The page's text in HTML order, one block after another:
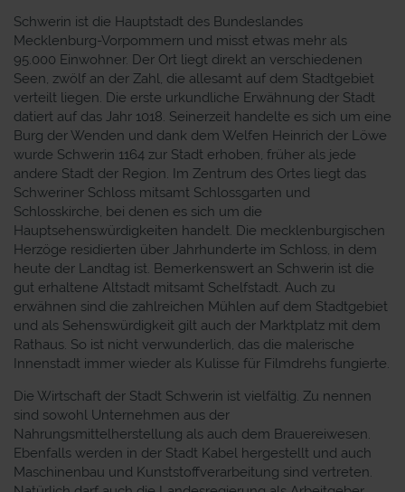
Schwerin ist die Hauptstadt des Bundeslandes
Mecklenburg-Vorpommern und misst etwas mehr als
95.000 Einwohner. Der Ort liegt direkt an verschiedenen
Seen, zwölf an der Zahl, die allesamt auf dem Stadtgebiet
verteilt liegen. Die erste urkundliche Erwähnung der Stadt
datiert auf das Jahr 1018. Seinerzeit handelte es sich um eine
Burg der Wenden und dank dem Welfen Heinrich der Löwe
wurde Schwerin 1164 zur Stadt erhoben, früher als jede
andere Stadt der Region. Im Zentrum des Ortes liegt das
Schweriner Schloss mitsamt Schlossgarten und
Schlosskirche, bei denen es sich um die
Hauptsehenswürdigkeiten handelt. Die mecklenburgischen
Herzöge residierten über Jahrhunderte im Schloss, in dem
heute der Landtag ist. Bemerkenswert an Schwerin ist die
gut erhaltene Altstadt mitsamt Schelfstadt. Auch zu
erwähnen sind die zahlreichen Mühlen auf dem Stadtgebiet
und als Sehenswürdigkeit gilt auch der Marktplatz mit dem
Rathaus. So ist nicht verwunderlich, das die malerische
Innenstadt immer wieder als Kulisse für Filmdrehs fungierte.
Die Wirtschaft der Stadt Schwerin ist vielfältig. Zu nennen
sind sowohl Unternehmen aus der
Nahrungsmittelherstellung als auch dem Brauereiwesen.
Ebenfalls werden in der Stadt Kabel hergestellt und auch
Maschinenbau und Kunststoffverarbeitung sind vertreten.